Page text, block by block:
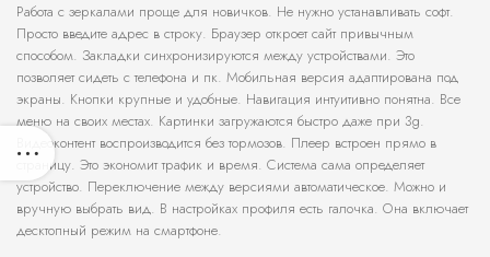
Работа с зеркалами проще для новичков. Не нужно устанавливать софт.
Просто введите адрес в строку. Браузер откроет сайт привычным
способом. Закладки синхронизируются между устройствами. Это
позволяет сидеть с телефона и пк. Мобильная версия адаптирована под
экраны. Кнопки крупные и удобные. Навигация интуитивно понятна. Все
меню на своих местах. Картинки загружаются быстро даже при 3g.
Видеоконтент воспроизводится без тормозов. Плеер встроен прямо в
страницу. Это экономит трафик и время. Система сама определяет
устройство. Переключение между версиями автоматическое. Можно и
вручную выбрать вид. В настройках профиля есть галочка. Она включает
десктопный режим на смартфоне.